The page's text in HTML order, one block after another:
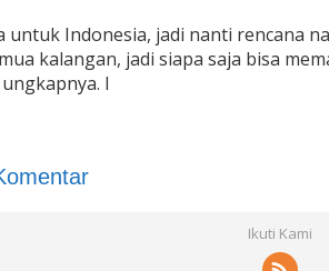
untuk Indonesia, jadi nanti rencana
kalangan, jadi siapa saja bisa
I
Ikuti Kami